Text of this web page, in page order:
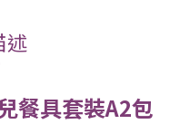
述
餐具套裝A2包